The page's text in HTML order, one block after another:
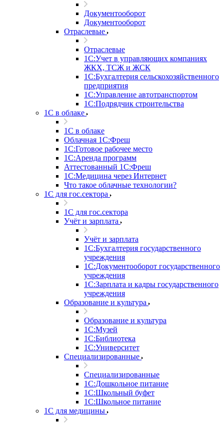
Документооборот
Документооборот
Отраслевые
Отраслевые
1С:Учет в управляющих компаниях
ЖКХ, ТСЖ и ЖСК
1С:Бухгалтерия сельскохозяйственного
предприятия
1С:Управление автотранспортом
1С:Подрядчик строительства
1C в облаке
1C в облаке
Облачная 1С:Фреш
1С:Готовое рабочее место
1C:Аренда программ
Аттестованный 1С:Фреш
1С:Медицина через Интернет
Что такое облачные технологии?
1С для гос.сектора
1С для гос.сектора
Учёт и зарплата
Учёт и зарплата
1С:Бухгалтерия государственного
учреждения
1С:Документооборот государственного
учреждения
1С:Зарплата и кадры государственного
учреждения
Образование и культура
Образование и культура
1С:Музей
1С:Библиотека
1С:Университет
Специализированные
Специализированные
1С:Дошкольное питание
1С:Школьный буфет
1С:Школьное питание
1С для медицины